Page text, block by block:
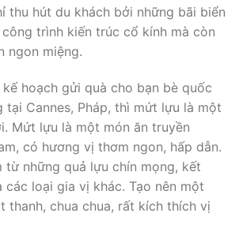
thu hút du khách bởi những bãi biển
trình kiến trúc cổ kính mà còn
ngon miệng.
hoạch gửi quà cho bạn bè quốc
tại Cannes, Pháp, thì mứt lựu là một
Mứt lựu là một món ăn truyền
có hương vị thơm ngon, hấp dẫn.
từ những quả lựu chín mọng, kết
loại gia vị khác. Tạo nên một
thanh, chua chua, rất kích thích vị